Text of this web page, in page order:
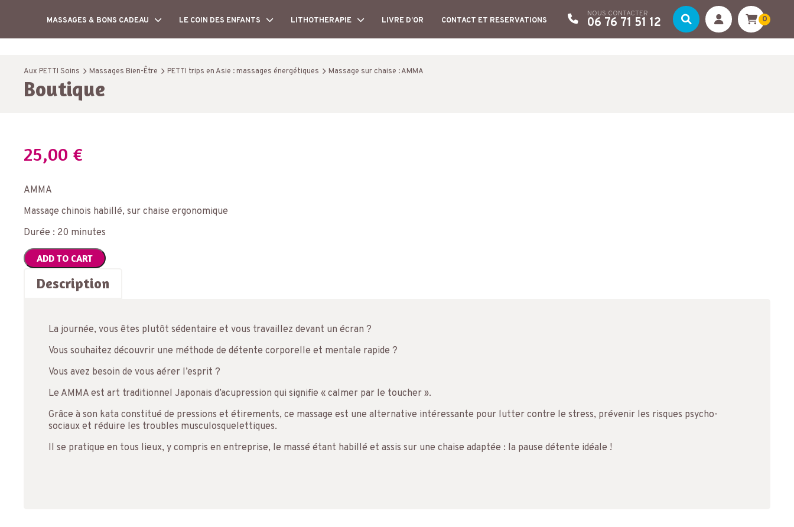
MASSAGES & BONS CADEAU LE COIN DES ENFANTS LITHOTHERAPIE LIVRE D’OR CONTACT ET RESERVATIONS
NOUS CONTACTER
06 76 71 51 12 0
Aux PETTI Soins Massages Bien-Être PETTI trips en Asie : massages énergétiques Massage sur chaise : AMMA
Boutique
25,00 €
AMMA
Massage chinois habillé, sur chaise ergonomique
Durée : 20 minutes
ADD TO CART
Description
La journée, vous êtes plutôt sédentaire et vous travaillez devant un écran ?
Vous souhaitez découvrir une méthode de détente corporelle et mentale rapide ?
Vous avez besoin de vous aérer l’esprit ?
Le AMMA est art traditionnel Japonais d’acupression qui signifie « calmer par le toucher ».
Grâce à son kata constitué de pressions et étirements, ce massage est une alternative intéressante pour lutter contre le stress, prévenir les risques psycho-
sociaux et réduire les troubles musculosquelettiques.
​Il se pratique en tous lieux, y compris en entreprise, le massé étant habillé et assis sur une chaise adaptée : la pause détente idéale !